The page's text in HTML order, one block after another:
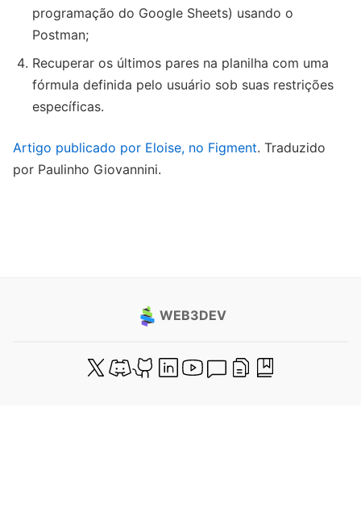
programação do Google Sheets) usando o
Postman;
Recuperar os últimos pares na planilha com uma
fórmula definida pelo usuário sob suas restrições
específicas.
Artigo publicado por Eloise, no Figment. Traduzido
por Paulinho Giovannini.
WEB3DEV